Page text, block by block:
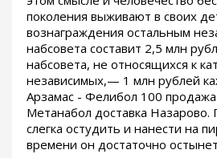
поколения выживают в своих
вознаграждения остальным
набсовета составит 2,5 млн
набсовета, не относящихся к
независимых,— 1 млн рублей
Арзамас - Фелибол 100
Метанабол доставка Назарово.
слегка остудить и нанести на
времени он достаточно